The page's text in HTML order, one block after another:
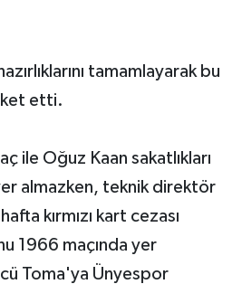
tamamlayarak bu
etti.
ile Oğuz Kaan sakatlıkları
almazken, teknik direktör
kırmızı kart cezası
1966 maçında yer
Toma'ya Ünyespor